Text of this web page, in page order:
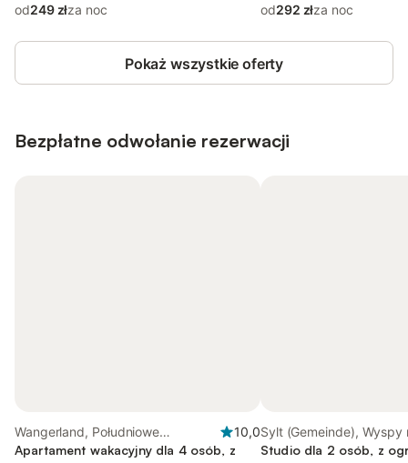
od249 złza noc
od292 złza noc
Pokaż wszystkie oferty
Bezpłatne odwołanie rezerwacji
Wangerland, Południowe
wybrzeże Morza Północnego
10,0
Apartament wakacyjny dla 4 osób, z
Sylt (Gemeinde), Wyspy
Północnym
Studio dla 2 osób, z